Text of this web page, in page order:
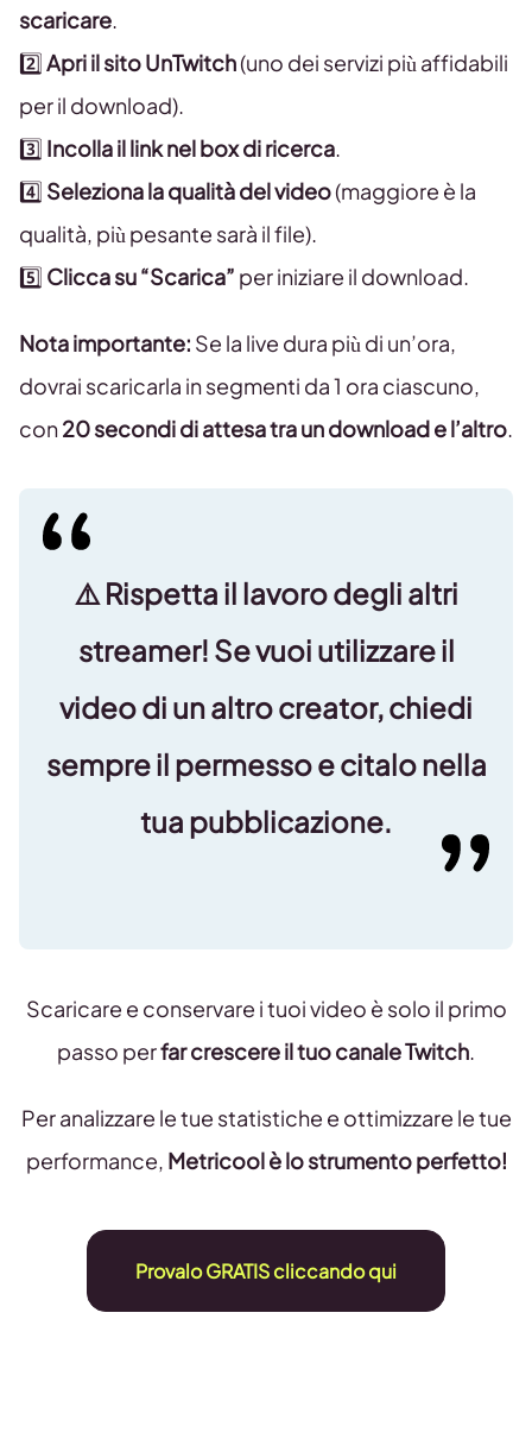
scaricare.
2️⃣Apri il sito UnTwitch(uno dei servizi più affidabili
per il download).
3️⃣ Incolla il link nel box di ricerca.
4️⃣ Seleziona la qualità del video(maggiore è la
qualità, più pesante sarà il file).
5️⃣ Clicca su “Scarica” per iniziare il download.
Nota importante: Se la live dura più di un’ora,
dovrai scaricarla in segmenti da 1 ora ciascuno,
con20 secondi di attesa tra un download e l’altro.
⚠️ Rispetta il lavoro degli altri
streamer! Se vuoi utilizzare il
video di un altro creator,chiedi
sempre il permesso e citalo nella
tua pubblicazione.
Scaricare e conservare i tuoi video è solo il primo
passo perfar crescere il tuo canale Twitch.
Per analizzare le tue statistiche e ottimizzare le tue
performance, Metricool è lo strumento perfetto!
Provalo GRATIS cliccando qui